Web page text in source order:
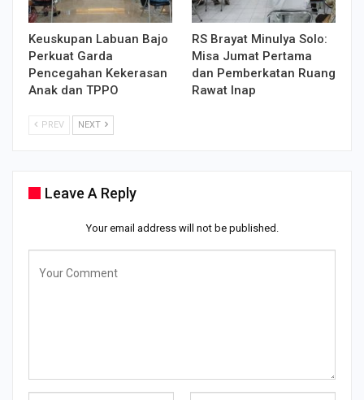
Keuskupan Labuan Bajo
Perkuat Garda
Pencegahan Kekerasan
Anak dan TPPO
RS Brayat Minulya Solo:
Misa Jumat Pertama
dan Pemberkatan Ruang
Rawat Inap
PREV NEXT
Leave A Reply
Your email address will not be published.